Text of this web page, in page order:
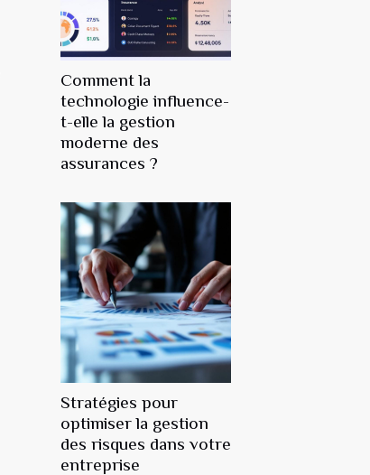
Comment la
technologie influence-
t-elle la gestion
moderne des
assurances ?
Stratégies pour
optimiser la gestion
des risques dans votre
entreprise